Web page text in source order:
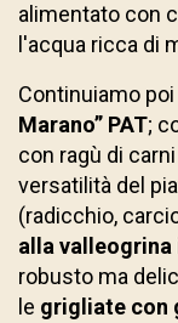
alimentato con
l'acqua ricca di
Continuiamo poi
Marano” PAT;
con ragù di
versatilità del
(radicchio,
alla
robusto ma
le grigliate con